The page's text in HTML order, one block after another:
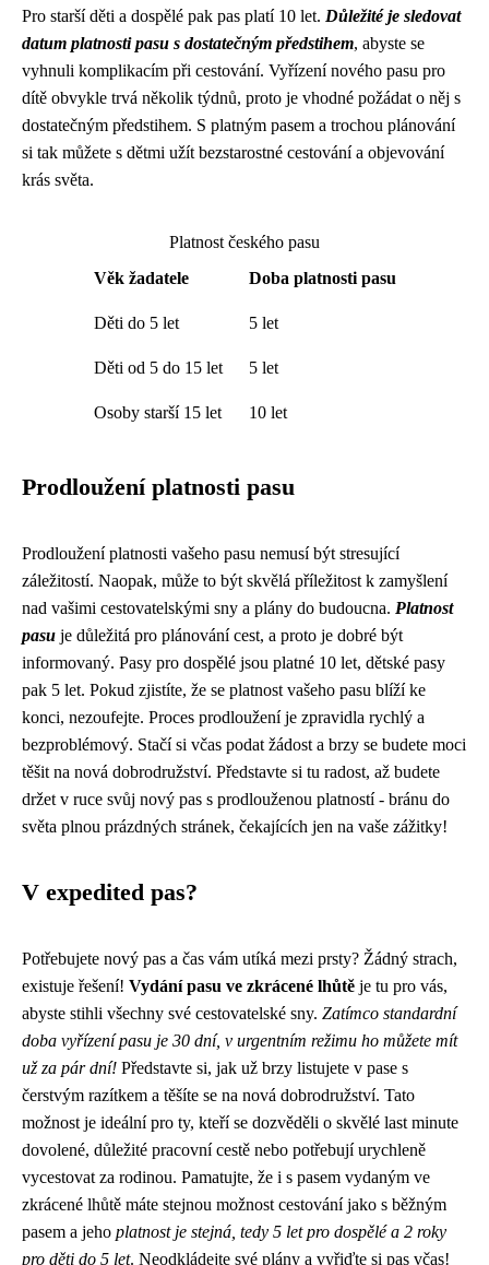
Pro starší děti a dospělé pak pas platí 10 let. Důležité je sledovat
datum platnosti pasu s dostatečným předstihem, abyste se
vyhnuli komplikacím při cestování. Vyřízení nového pasu pro
dítě obvykle trvá několik týdnů, proto je vhodné požádat o něj s
dostatečným předstihem. S platným pasem a trochou plánování
si tak můžete s dětmi užít bezstarostné cestování a objevování
krás světa.
Platnost českého pasu
Věk žadatele
Doba platnosti pasu
Děti do 5 let 5 let
Děti od 5 do 15 let 5 let
Osoby starší 15 let 10 let
Prodloužení platnosti pasu
Prodloužení platnosti vašeho pasu nemusí být stresující
záležitostí. Naopak, může to být skvělá příležitost k zamyšlení
nad vašimi cestovatelskými sny a plány do budoucna. Platnost
pasu je důležitá pro plánování cest, a proto je dobré být
informovaný. Pasy pro dospělé jsou platné 10 let, dětské pasy
pak 5 let. Pokud zjistíte, že se platnost vašeho pasu blíží ke
konci, nezoufejte. Proces prodloužení je zpravidla rychlý a
bezproblémový. Stačí si včas podat žádost a brzy se budete moci
těšit na nová dobrodružství. Představte si tu radost, až budete
držet v ruce svůj nový pas s prodlouženou platností - bránu do
světa plnou prázdných stránek, čekajících jen na vaše zážitky!
V expedited pas?
Potřebujete nový pas a čas vám utíká mezi prsty? Žádný strach,
existuje řešení! Vydání pasu ve zkrácené lhůtě je tu pro vás,
abyste stihli všechny své cestovatelské sny. Zatímco standardní
doba vyřízení pasu je 30 dní, v urgentním režimu ho můžete mít
už za pár dní! Představte si, jak už brzy listujete v pase s
čerstvým razítkem a těšíte se na nová dobrodružství. Tato
možnost je ideální pro ty, kteří se dozvěděli o skvělé last minute
dovolené, důležité pracovní cestě nebo potřebují urychleně
vycestovat za rodinou. Pamatujte, že i s pasem vydaným ve
zkrácené lhůtě máte stejnou možnost cestování jako s běžným
pasem a jeho platnost je stejná, tedy 5 let pro dospělé a 2 roky
pro děti do 5 let. Neodkládejte své plány a vyřiďte si pas včas!